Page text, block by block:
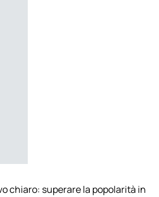
chiaro: superare la popolarità in